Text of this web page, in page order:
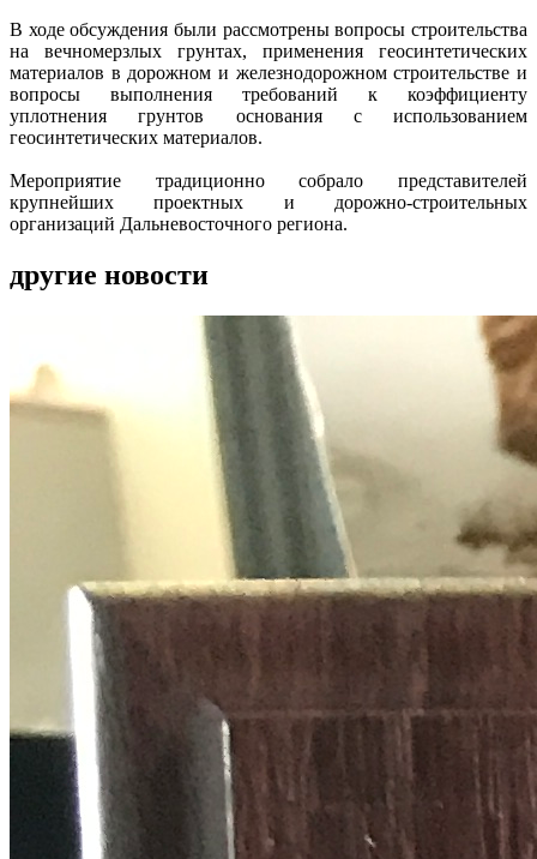
В ходе обсуждения были рассмотрены вопросы строительства
на вечномерзлых грунтах, применения геосинтетических
материалов в дорожном и железнодорожном строительстве и
вопросы выполнения требований к коэффициенту
уплотнения грунтов основания с использованием
геосинтетических материалов.
Мероприятие традиционно собрало представителей
крупнейших проектных и дорожно-строительных
организаций Дальневосточного региона.
другие новости